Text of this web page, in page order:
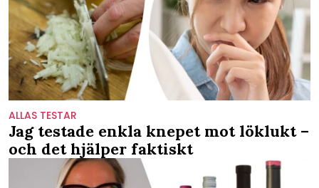
ALLAS TESTAR
Jag testade enkla knepet mot löklukt –
och det hjälper faktiskt